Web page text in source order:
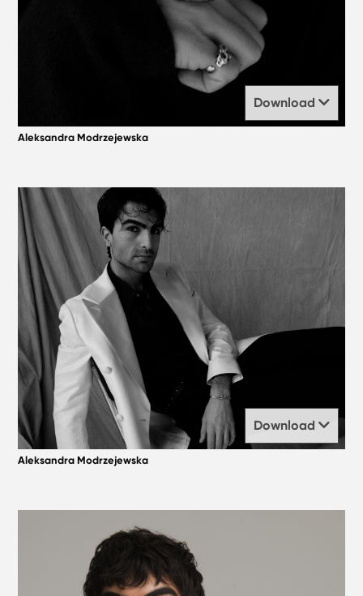
Download
Aleksandra Modrzejewska
Download
Aleksandra Modrzejewska